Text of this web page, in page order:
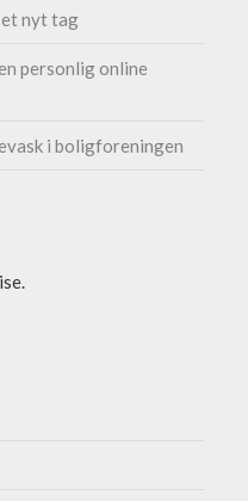
nyt tag
personlig online
i boligforeningen